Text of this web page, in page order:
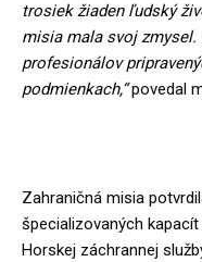
trosiek žiaden ľudský
misia mala svoj zmysel.
profesionálov
podmienkach,“povedal
Zahraničná misia
špecializovaných
Horskej záchrannej